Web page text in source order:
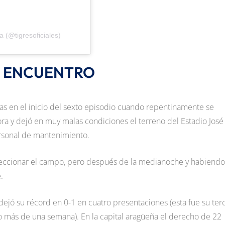
(@tigresoficiales)
en el inicio del sexto episodio cuando repentinamente se
y dejó en muy malas condiciones el terreno del Estadio José
de mantenimiento.
el campo, pero después de la medianoche y habiendo
su récord en 0-1 en cuatro presentaciones (esta fue su
de una semana). En la capital aragüeña el derecho de 22